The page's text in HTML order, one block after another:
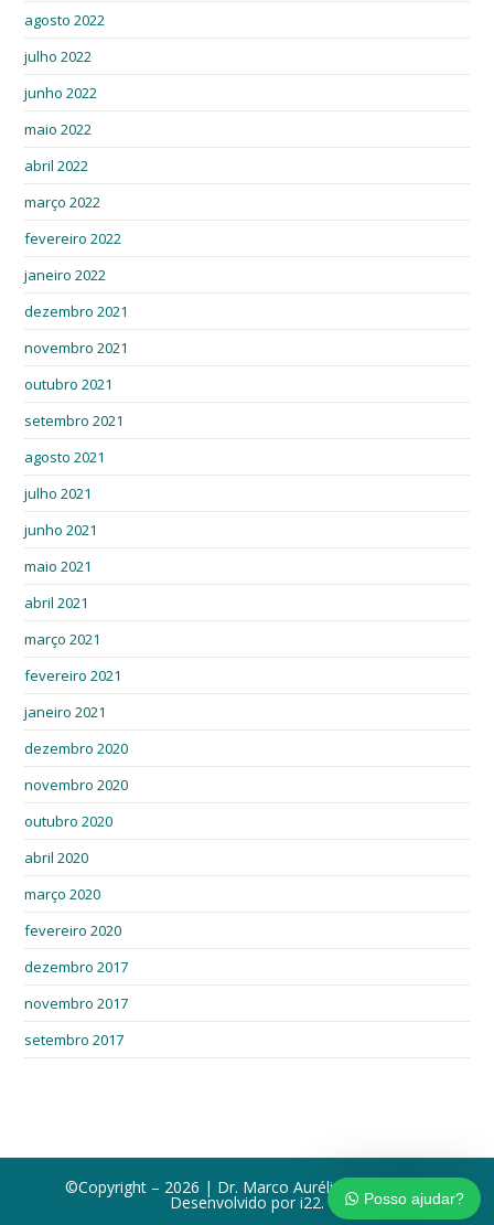
Posso ajudar?
agosto 2022
julho 2022
junho 2022
maio 2022
abril 2022
março 2022
fevereiro 2022
janeiro 2022
dezembro 2021
novembro 2021
outubro 2021
setembro 2021
agosto 2021
julho 2021
junho 2021
maio 2021
abril 2021
março 2021
fevereiro 2021
janeiro 2021
dezembro 2020
novembro 2020
outubro 2020
abril 2020
março 2020
fevereiro 2020
dezembro 2017
novembro 2017
setembro 2017
©Copyright – 2026 | Dr. Marco Aurélio Lameirão |
Desenvolvido por i22.